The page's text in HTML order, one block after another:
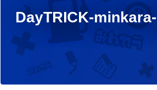
DayTRICK-